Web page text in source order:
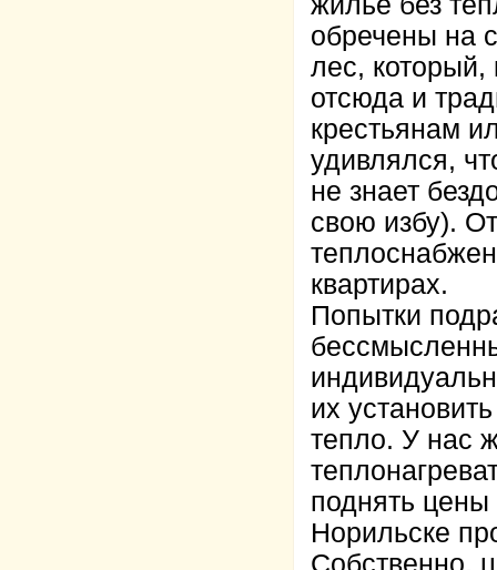
обречены на
лес,
отсюда и
крестьянам
удивлялся,
не знает
свою избу).
квартирах.
Попытки
их
тепло. У нас
поднять
Норильске
Собственно,